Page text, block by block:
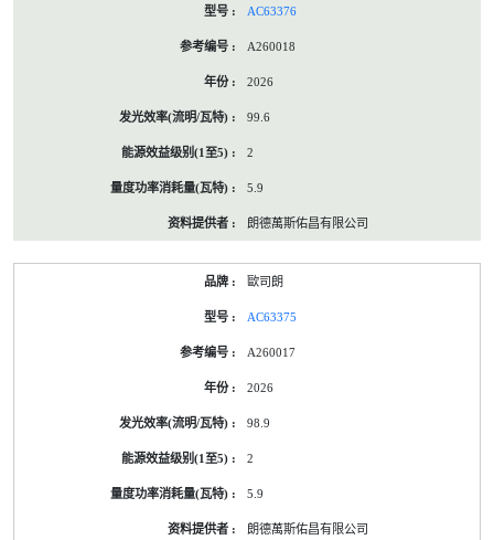
AC63376
A260018
2026
99.6
2
5.9
朗德萬斯佑昌有限公司
歐司朗
AC63375
A260017
2026
98.9
2
5.9
朗德萬斯佑昌有限公司